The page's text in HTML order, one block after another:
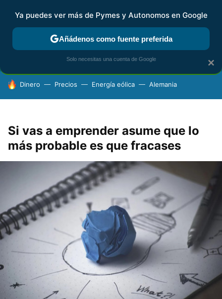
FISCALIDAD Y CONTABILIDAD KIT DIGITAL RENTA
HOY SE HABLA DE
Dinero Precios Energía eólica Alemania
Si vas a emprender asume que lo
más probable es que fracases
×
Ya puedes ver más de Pymes y Autonomos en Google
Añádenos como fuente preferida
Solo necesitas una cuenta de Google